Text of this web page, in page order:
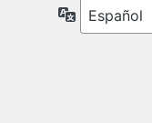
Idioma